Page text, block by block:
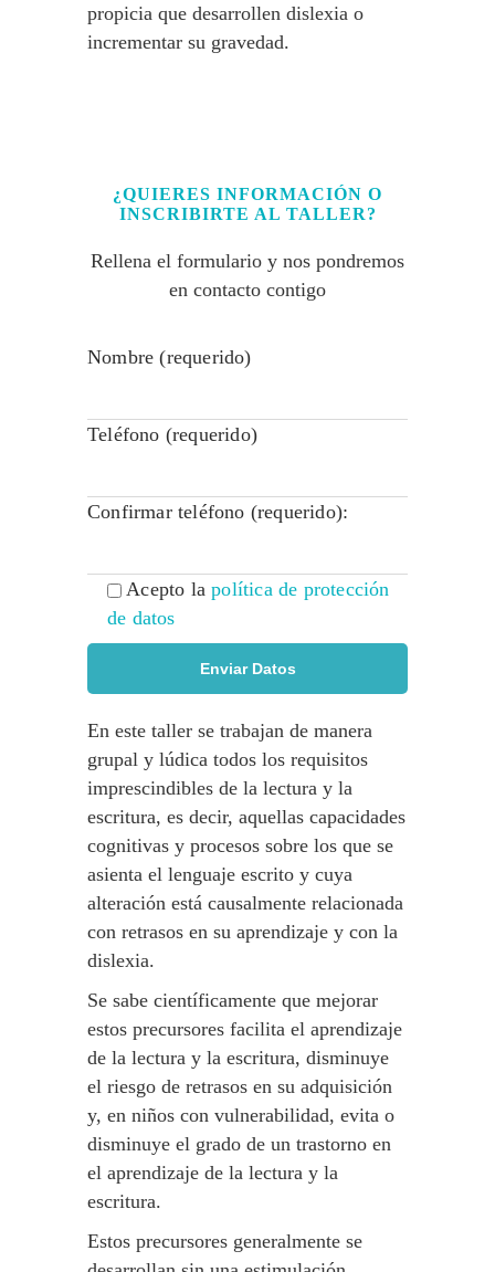
propicia que desarrollen dislexia o
incrementar su gravedad.
¿QUIERES INFORMACIÓN O
INSCRIBIRTE AL TALLER?
Rellena el formulario y nos pondremos
en contacto contigo
Nombre (requerido)
Teléfono (requerido)
Confirmar teléfono (requerido):
Acepto lapolítica de protección
de datos
En este taller se trabajan de manera
grupal y lúdica todos los requisitos
imprescindibles de la lectura y la
escritura, es decir, aquellas capacidades
cognitivas y procesos sobre los que se
asienta el lenguaje escrito y cuya
alteración está causalmente relacionada
con retrasos en su aprendizaje y con la
dislexia.
Se sabe científicamente que mejorar
estos precursores facilita el aprendizaje
de la lectura y la escritura, disminuye
el riesgo de retrasos en su adquisición
y, en niños con vulnerabilidad, evita o
disminuye el grado de un trastorno en
el aprendizaje de la lectura y la
escritura.
Estos precursores generalmente se